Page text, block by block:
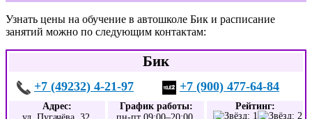
Узнать цены на обучение в автошколе Бик и расписание
занятий можно по следующим контактам:
Бик
+7 (49232) 4-21-97 +7 (900) 477-64-84
Адрес:
График работы:
Рейтинг: